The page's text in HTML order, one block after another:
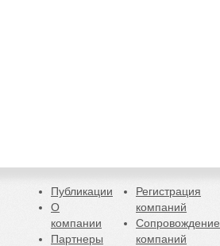
Публикации
О
компании
Партнеры
Регистрация
компаний
Сопровождение
компаний